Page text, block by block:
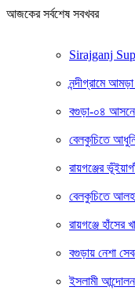
আজকের সর্বশেষ সবখবর
Sirajganj
নন্দীগ্রামে
বগুড়া-০৪ আসনে
বেলকুচিতে
রায়গঞ্জের
বেলকুচিতে
রায়গঞ্জে হাঁসের
বগুড়ায় নেশা
ইসলামী